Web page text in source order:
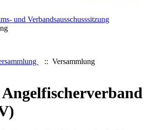
und Verbandsausschusssitzung
:: Versammlung